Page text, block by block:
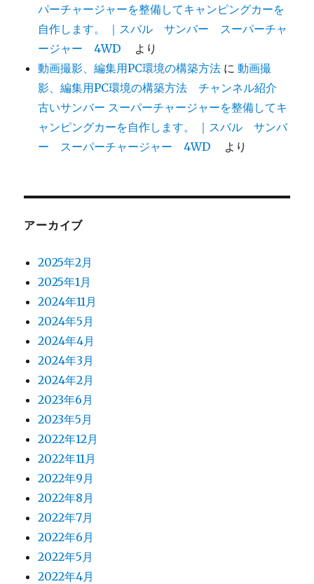
パーチャージャーを整備してキャンピングカーを
自作します。 ｜スバル サンバー スーパーチャ
ージャー 4WD
より
動画撮影、編集用PC環境の構築方法 に動画撮
影、編集用PC環境の構築方法 チャンネル紹介
古いサンバー スーパーチャージャーを整備してキ
ャンピングカーを自作します。 ｜スバル サンバ
ー スーパーチャージャー 4WD
より
アーカイブ
2025年2月
2025年1月
2024年11月
2024年5月
2024年4月
2024年3月
2024年2月
2023年6月
2023年5月
2022年12月
2022年11月
2022年9月
2022年8月
2022年7月
2022年6月
2022年5月
2022年4月